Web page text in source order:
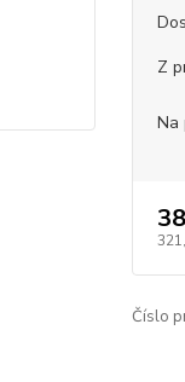
Z
Na
Číslo